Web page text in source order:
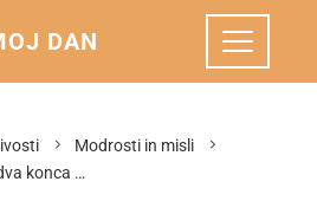
DAN
Modrosti in misli
konca …